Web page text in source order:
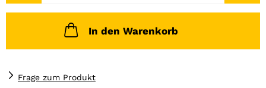
In den Warenkorb
Frage zum Produkt